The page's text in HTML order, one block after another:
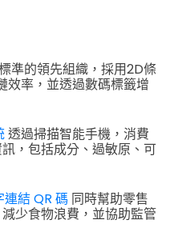
準的領先組織，採用2D條
效率，並透過數碼標籤增
透過掃描智能手機，消費
，包括成分、過敏原、可
連結 QR 碼 同時幫助零售
少食物浪費，並協助監管